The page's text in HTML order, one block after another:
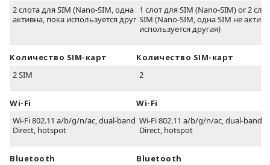
2 слота для SIM (Nano-SIM, одна SIM не
активна, пока используется другая)
Количество SIM-карт
2 SIM
Wi-Fi
Wi-Fi 802.11 a/b/g/n/ac, dual-band, Wi-Fi
Direct, hotspot
Bluetooth
1 слот для SIM (Nano-SIM) or 2
SIM (Nano-SIM, одна SIM не
используется другая)
Количество SIM-карт
2
Wi-Fi
Wi-Fi 802.11 a/b/g/n/ac, dual-band,
Direct, hotspot
Bluetooth